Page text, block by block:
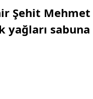
Şehit
yağları